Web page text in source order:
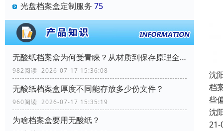
光盘档案盒定制服务 75
无酸纸档案盒为何受青睐？从材质到保存原理全解析
982阅读 2026-07-17 15:36:08
无酸纸档案盒厚度不同能存放多少份文件？
960阅读 2026-07-17 15:35:19
为啥档案盒要用无酸纸？
沈
档
些
沈
21-